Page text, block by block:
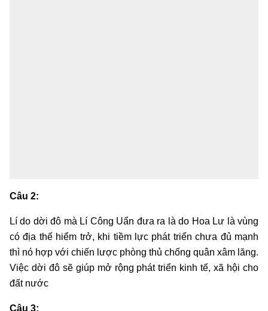
Câu 2:
Lí do dời đô mà Lí Công Uẩn đưa ra là do Hoa Lư là vùng
có địa thế hiểm trở, khi tiềm lực phát triển chưa đủ mạnh
thì nó hợp với chiến lược phòng thủ chống quân xâm lăng.
Việc dời đô sẽ giúp mở rộng phát triển kinh tế, xã hội cho
đất nước
Câu 3: